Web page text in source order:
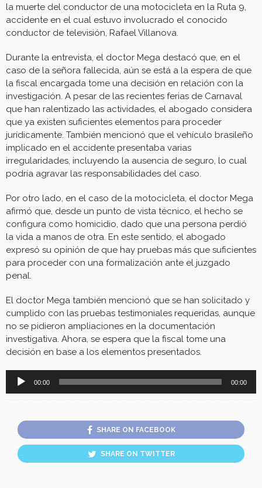
la muerte del conductor de una motocicleta en la Ruta 9,
accidente en el cual estuvo involucrado el conocido
conductor de televisión, Rafael Villanova.
Durante la entrevista, el doctor Mega destacó que, en el
caso de la señora fallecida, aún se está a la espera de que
la fiscal encargada tome una decisión en relación con la
investigación. A pesar de las recientes ferias de Carnaval
que han ralentizado las actividades, el abogado considera
que ya existen suficientes elementos para proceder
jurídicamente. También mencionó que el vehículo brasileño
implicado en el accidente presentaba varias
irregularidades, incluyendo la ausencia de seguro, lo cual
podría agravar las responsabilidades del caso.
Por otro lado, en el caso de la motocicleta, el doctor Mega
afirmó que, desde un punto de vista técnico, el hecho se
configura como homicidio, dado que una persona perdió
la vida a manos de otra. En este sentido, el abogado
expresó su opinión de que hay pruebas más que suficientes
para proceder con una formalización ante el juzgado
penal.
El doctor Mega también mencionó que se han solicitado y
cumplido con las pruebas testimoniales requeridas, aunque
no se pidieron ampliaciones en la documentación
investigativa. Ahora, se espera que la fiscal tome una
decisión en base a los elementos presentados.
Reproductor
00:00 00:00
SHARE ON FACEBOOK
SHARE ON TWITTER